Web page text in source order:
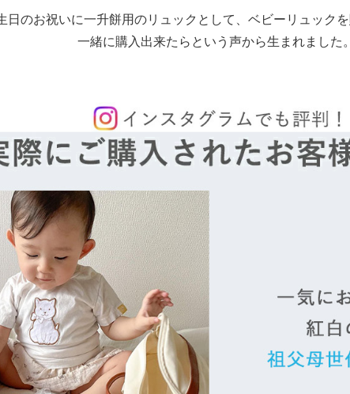
日のお祝いに一升餅用のリュックとして、ベビーリュックを
一緒に購入出来たらという声から生まれました。